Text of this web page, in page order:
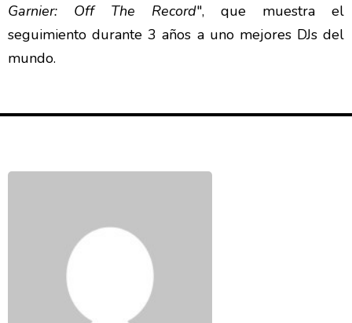
Garnier: Off The Record", que muestra el
seguimiento durante 3 años a uno mejores DJs del
mundo.